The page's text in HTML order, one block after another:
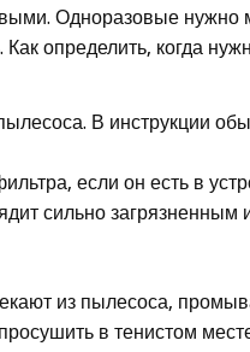
Одноразовые нужно
определить, когда
В инструкции
если он есть в
сильно
из пылесоса,
в тенистом